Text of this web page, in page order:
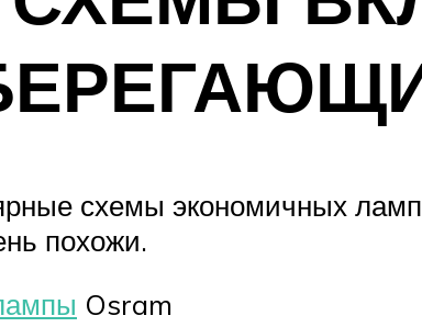
схемы экономичных
похожи.
Osram